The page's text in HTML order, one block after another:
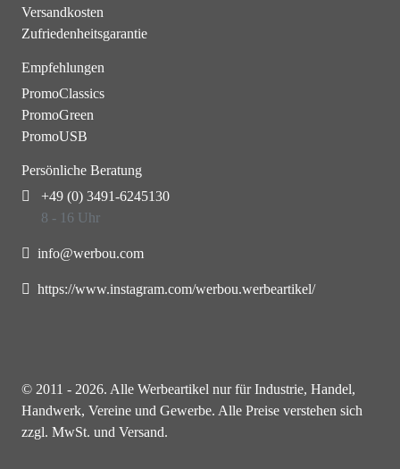
Versandkosten
Zufriedenheitsgarantie
Empfehlungen
PromoClassics
PromoGreen
PromoUSB
Persönliche Beratung
+49 (0) 3491-6245130
8 - 16 Uhr
info@werbou.com
https://www.instagram.com/werbou.werbeartikel/
© 2011 - 2026. Alle Werbeartikel nur für Industrie, Handel,
Handwerk, Vereine und Gewerbe. Alle Preise verstehen sich
zzgl. MwSt. und Versand.